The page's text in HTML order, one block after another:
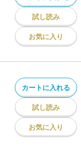
試し読み
お気に入り
カートに入れる
試し読み
お気に入り